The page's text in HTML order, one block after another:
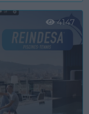
4147